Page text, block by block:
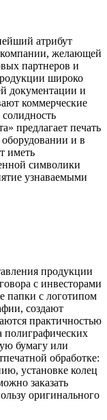
атрибут
компании, желающей
партнеров и
широко
документации и
коммерческие
предлагает печать
и в
иметь
символики
узнаваемыми
продукции
с инвесторами
папки с логотипом
создают
практичностью
полиграфических
бумагу или
обработке:
установке колец
заказать
оригинального